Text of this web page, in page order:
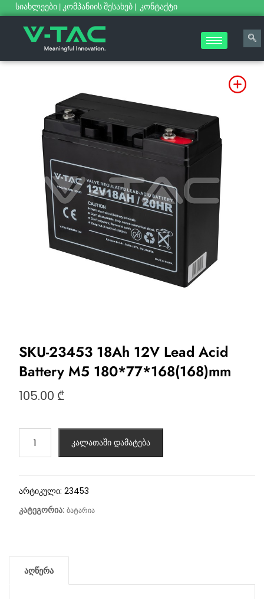
სიახლეები | კომპანიის შესახებ | კონტაქტი
SKU-23453 18Ah 12V Lead Acid
Battery M5 180*77*168(168)mm
105.00 ₾
კალათაში დამატება
არტიკული: 23453
კატეგორია: ბატარია
აღწერა